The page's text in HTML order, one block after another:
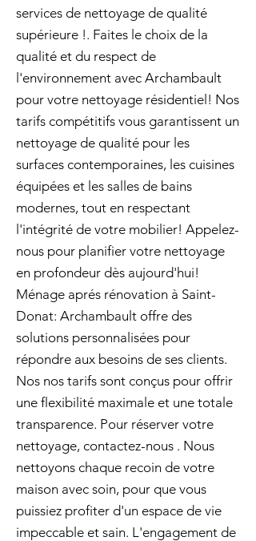
services de nettoyage de qualité
supérieure !. Faites le choix de la
qualité et du respect de
l'environnement avec Archambault
pour votre nettoyage résidentiel! Nos
tarifs compétitifs vous garantissent un
nettoyage de qualité pour les
surfaces contemporaines, les cuisines
équipées et les salles de bains
modernes, tout en respectant
l'intégrité de votre mobilier! Appelez-
nous pour planifier votre nettoyage
en profondeur dès aujourd'hui!
Ménage aprés rénovation à Saint-
Donat: Archambault offre des
solutions personnalisées pour
répondre aux besoins de ses clients.
Nos nos tarifs sont conçus pour offrir
une flexibilité maximale et une totale
transparence. Pour réserver votre
nettoyage, contactez-nous . Nous
nettoyons chaque recoin de votre
maison avec soin, pour que vous
puissiez profiter d'un espace de vie
impeccable et sain. L'engagement de